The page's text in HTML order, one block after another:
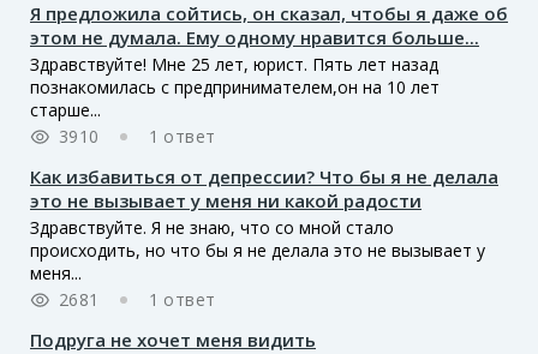
Я предложила сойтись, он сказал, чтобы я даже об
этом не думала. Ему одному нравится больше...
Здравствуйте! Мне 25 лет, юрист. Пять лет назад
познакомилась с предпринимателем,он на 10 лет
старше...
3910
1 ответ
Как избавиться от депрессии? Что бы я не делала
это не вызывает у меня ни какой радости
Здравствуйте. Я не знаю, что со мной стало
происходить, но что бы я не делала это не вызывает у
меня...
2681
1 ответ
Подруга не хочет меня видить